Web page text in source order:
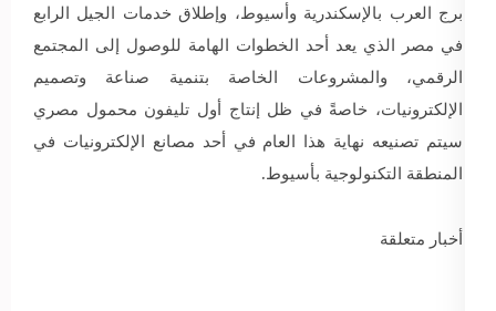
برج العرب بالإسكندرية وأسيوط، وإطلاق خدمات الجيل الرابع
في مصر الذي يعد أحد الخطوات الهامة للوصول إلى المجتمع
الرقمي، والمشروعات الخاصة بتنمية صناعة وتصميم
الإلكترونيات، خاصةً في ظل إنتاج أول تليفون محمول مصري
سيتم تصنيعه نهاية هذا العام في أحد مصانع الإلكترونيات في
المنطقة التكنولوجية بأسيوط.
أخبار متعلقة